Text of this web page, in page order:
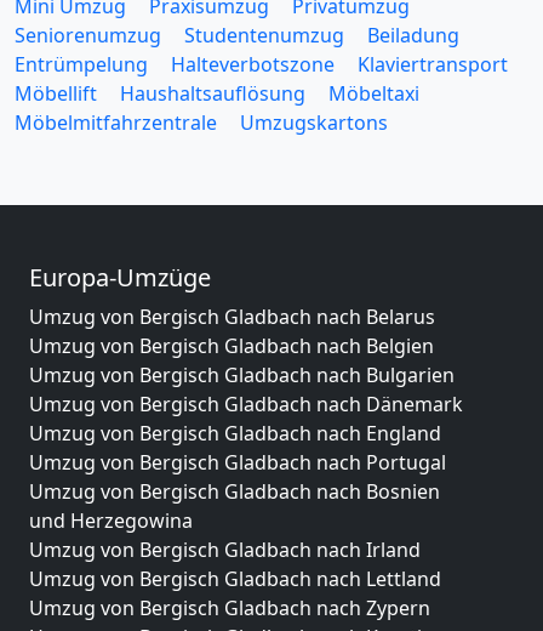
Mini Umzug
Praxisumzug
Privatumzug
Seniorenumzug
Studentenumzug
Beiladung
Entrümpelung
Halteverbotszone
Klaviertransport
Möbellift
Haushaltsauflösung
Möbeltaxi
Möbelmitfahrzentrale
Umzugskartons
Europa-Umzüge
Umzug von Bergisch Gladbach nach Belarus
Umzug von Bergisch Gladbach nach Belgien
Umzug von Bergisch Gladbach nach Bulgarien
Umzug von Bergisch Gladbach nach Dänemark
Umzug von Bergisch Gladbach nach England
Umzug von Bergisch Gladbach nach Portugal
Umzug von Bergisch Gladbach nach Bosnien
und Herzegowina
Umzug von Bergisch Gladbach nach Irland
Umzug von Bergisch Gladbach nach Lettland
Umzug von Bergisch Gladbach nach Zypern